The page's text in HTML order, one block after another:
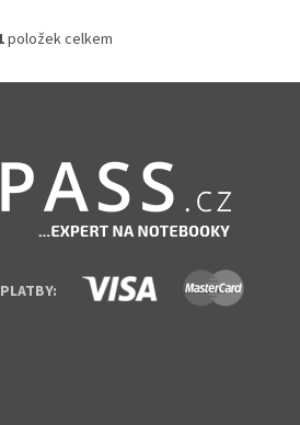
Ovládací prvky výpisu
položek celkem